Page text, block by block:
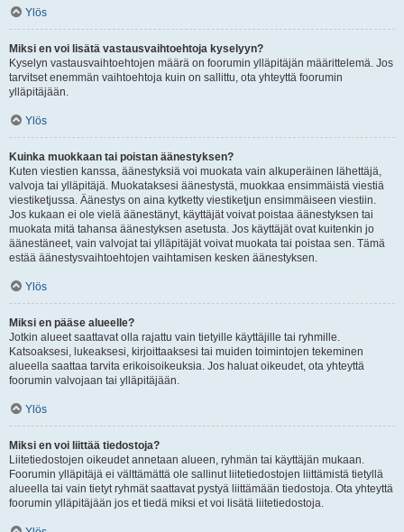
Ylös
Miksi en voi lisätä vastausvaihtoehtoja kyselyyn?
Kyselyn vastausvaihtoehtojen määrä on foorumin ylläpitäjän määrittelemä. Jos
tarvitset enemmän vaihtoehtoja kuin on sallittu, ota yhteyttä foorumin
ylläpitäjään.
Ylös
Kuinka muokkaan tai poistan äänestyksen?
Kuten viestien kanssa, äänestyksiä voi muokata vain alkuperäinen lähettäjä,
valvoja tai ylläpitäjä. Muokataksesi äänestystä, muokkaa ensimmäistä viestiä
viestiketjussa. Äänestys on aina kytketty viestiketjun ensimmäiseen viestiin.
Jos kukaan ei ole vielä äänestänyt, käyttäjät voivat poistaa äänestyksen tai
muokata mitä tahansa äänestyksen asetusta. Jos käyttäjät ovat kuitenkin jo
äänestäneet, vain valvojat tai ylläpitäjät voivat muokata tai poistaa sen. Tämä
estää äänestysvaihtoehtojen vaihtamisen kesken äänestyksen.
Ylös
Miksi en pääse alueelle?
Jotkin alueet saattavat olla rajattu vain tietyille käyttäjille tai ryhmille.
Katsoaksesi, lukeaksesi, kirjoittaaksesi tai muiden toimintojen tekeminen
alueella saattaa tarvita erikoisoikeuksia. Jos haluat oikeudet, ota yhteyttä
foorumin valvojaan tai ylläpitäjään.
Ylös
Miksi en voi liittää tiedostoja?
Liitetiedostojen oikeudet annetaan alueen, ryhmän tai käyttäjän mukaan.
Foorumin ylläpitäjä ei välttämättä ole sallinut liitetiedostojen liittämistä tietyllä
alueella tai vain tietyt ryhmät saattavat pystyä liittämään tiedostoja. Ota yhteyttä
foorumin ylläpitäjään jos et tiedä miksi et voi lisätä liitetiedostoja.